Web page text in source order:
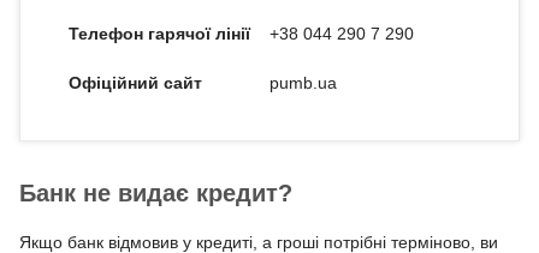
Телефон гарячої лінії +38 044 290 7 290
Офіційний сайт pumb.ua
Банк не видає кредит?
Якщо банк відмовив у кредиті, а гроші потрібні терміново, ви